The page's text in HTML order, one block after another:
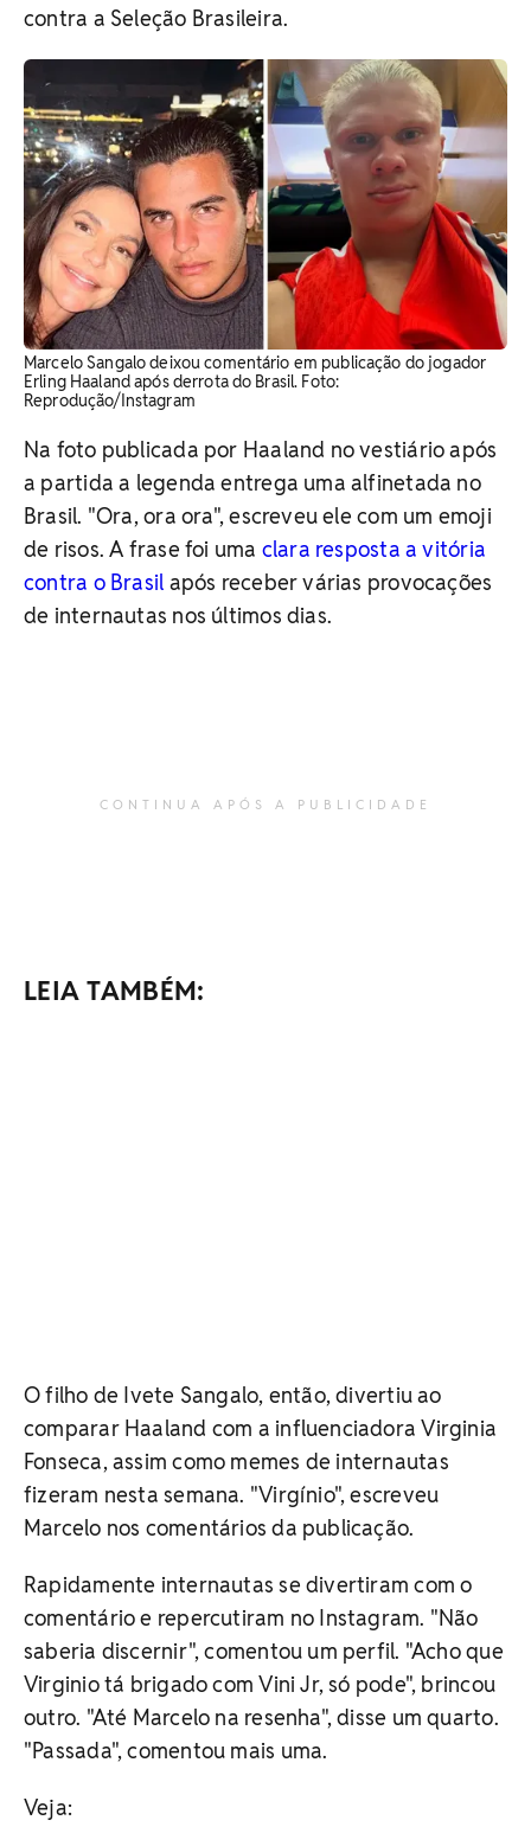
contra a Seleção Brasileira.
Marcelo Sangalo deixou comentário em publicação do jogador
Erling Haaland após derrota do Brasil. Foto:
Reprodução/Instagram
Na foto publicada por Haaland no vestiário após
a partida a legenda entrega uma alfinetada no
Brasil. "Ora, ora ora", escreveu ele com um emoji
de risos. A frase foi uma clara resposta a vitória
contra o Brasil após receber várias provocações
de internautas nos últimos dias.
CONTINUA APÓS A PUBLICIDADE
LEIA TAMBÉM:
O filho de Ivete Sangalo, então, divertiu ao
comparar Haaland com a influenciadora Virginia
Fonseca, assim como memes de internautas
fizeram nesta semana. "Virgínio", escreveu
Marcelo nos comentários da publicação.
Rapidamente internautas se divertiram com o
comentário e repercutiram no Instagram. "Não
saberia discernir", comentou um perfil. "Acho que
Virginio tá brigado com Vini Jr, só pode", brincou
outro. "Até Marcelo na resenha", disse um quarto.
"Passada", comentou mais uma.
Veja: